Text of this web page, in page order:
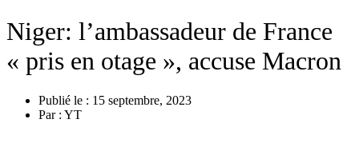
Niger: l’ambassadeur de France
« pris en otage », accuse Macron
Publié le : 15 septembre, 2023
Par : YT